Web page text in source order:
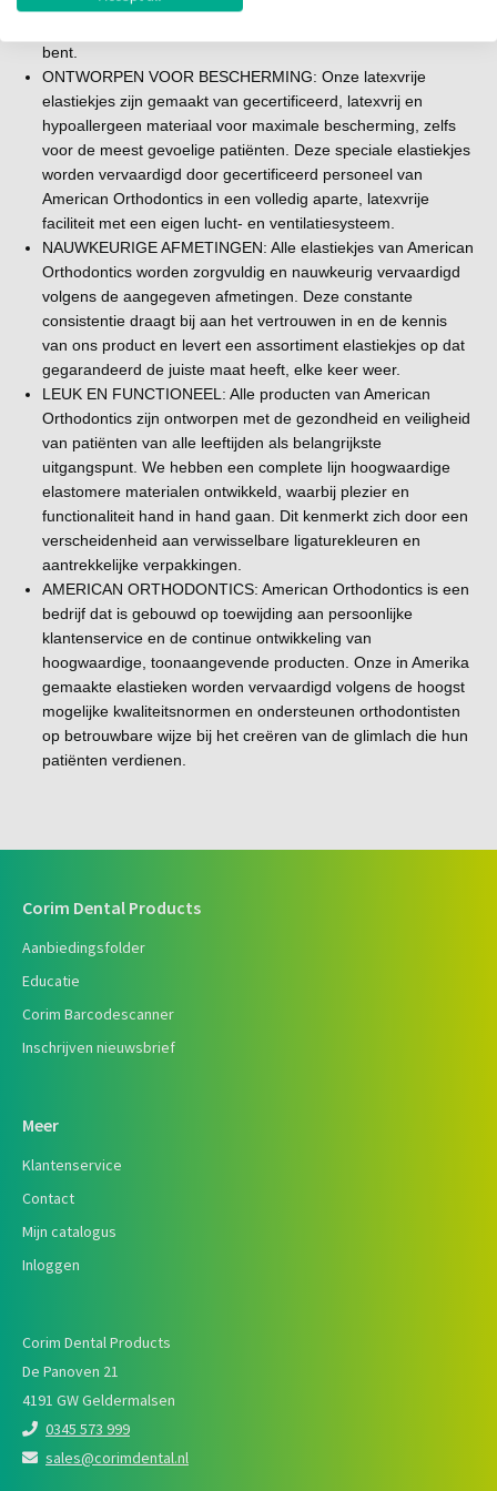
Amerika gemaakte elastieken worden vervaardigd
volgens de hoogst mogelijke kwaliteitsnormen en
ondersteunen orthodontisten op betrouwbare wijze bij
het creëren van de glimlach die hun patiënten verdienen.
bent.
ONTWORPEN VOOR BESCHERMING: Onze latexvrije
elastiekjes zijn gemaakt van gecertificeerd, latexvrij en
hypoallergeen materiaal voor maximale bescherming, zelfs
voor de meest gevoelige patiënten. Deze speciale elastiekjes
worden vervaardigd door gecertificeerd personeel van
American Orthodontics in een volledig aparte, latexvrije
faciliteit met een eigen lucht- en ventilatiesysteem.
NAUWKEURIGE AFMETINGEN: Alle elastiekjes van American
Orthodontics worden zorgvuldig en nauwkeurig vervaardigd
volgens de aangegeven afmetingen. Deze constante
consistentie draagt ​​bij aan het vertrouwen in en de kennis
van ons product en levert een assortiment elastiekjes op dat
gegarandeerd de juiste maat heeft, elke keer weer.
LEUK EN FUNCTIONEEL: Alle producten van American
Orthodontics zijn ontworpen met de gezondheid en veiligheid
van patiënten van alle leeftijden als belangrijkste
uitgangspunt. We hebben een complete lijn hoogwaardige
elastomere materialen ontwikkeld, waarbij plezier en
functionaliteit hand in hand gaan. Dit kenmerkt zich door een
verscheidenheid aan verwisselbare ligaturekleuren en
aantrekkelijke verpakkingen.
AMERICAN ORTHODONTICS: American Orthodontics is een
bedrijf dat is gebouwd op toewijding aan persoonlijke
klantenservice en de continue ontwikkeling van
hoogwaardige, toonaangevende producten. Onze in Amerika
gemaakte elastieken worden vervaardigd volgens de hoogst
mogelijke kwaliteitsnormen en ondersteunen orthodontisten
op betrouwbare wijze bij het creëren van de glimlach die hun
patiënten verdienen.
Corim Dental Products
Aanbiedingsfolder
Educatie
Corim Barcodescanner
Inschrijven nieuwsbrief
Meer
Klantenservice
Contact
Mijn catalogus
Inloggen
Corim Dental Products
De Panoven 21
4191 GW Geldermalsen
0345 573 999
sales@corimdental.nl